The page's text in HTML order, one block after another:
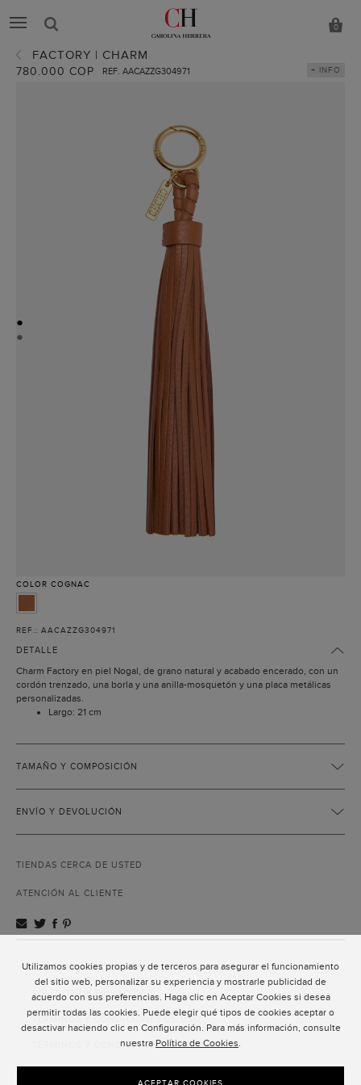
Utilizamos cookies propias y de terceros para asegurar el funcionamiento
del sitio web, personalizar su experiencia y mostrarle publicidad de
acuerdo con sus preferencias. Haga clic en Aceptar Cookies si desea
permitir todas las cookies. Puede elegir qué tipos de cookies aceptar o
desactivar haciendo clic en Configuración. Para más información, consulte
nuestra Política de Cookies.
ACEPTAR COOKIES
0
FACTORY | CHARM
780.000 COP REF. AACAZZG304971 + INFO
●
●
COLOR COGNAC
REF.: AACAZZG304971
DETALLE
Charm Factory en piel Nogal, de grano natural y acabado encerado, con un
cordón trenzado, una borla y una anilla-mosquetón y una placa metálicas
personalizadas.
Largo: 21 cm
TAMAÑO Y COMPOSICIÓN
ENVÍO Y DEVOLUCIÓN
TIENDAS CERCA DE USTED
ATENCIÓN AL CLIENTE
ATENCIÓN AL CLIENTE
POLÍTICA DE PRIVACIDAD
TÉRMINOS Y CONDICIONES DE USO
TÉRMINOS Y CONDICIONES DE VENTA
SUSCRIPCIÓN AL NEWSLETTER